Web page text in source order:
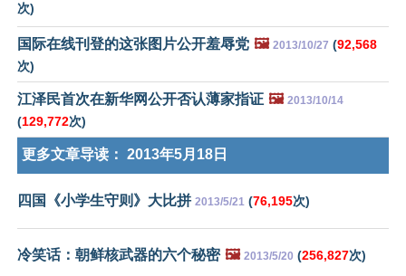
次)
国际在线刊登的这张图片公开羞辱党 🖼️ 2013/10/27 (92,568
次)
江泽民首次在新华网公开否认薄家指证 🖼️ 2013/10/14
(129,772次)
更多文章导读： 2013年5月18日
四国《小学生守则》大比拼 2013/5/21 (76,195次)
冷笑话：朝鲜核武器的六个秘密 🖼️ 2013/5/20 (256,827次)